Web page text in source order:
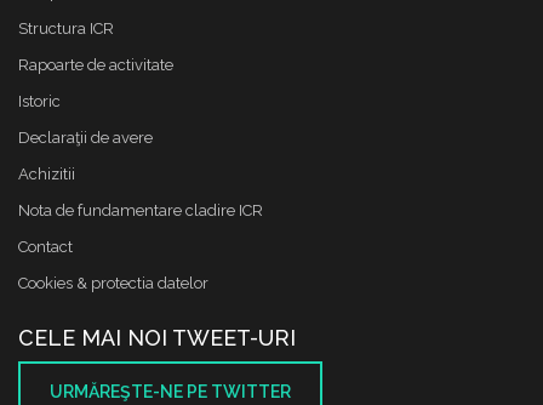
Structura ICR
Rapoarte de activitate
Istoric
Declaraţii de avere
Achizitii
Nota de fundamentare cladire ICR
Contact
Cookies & protectia datelor
CELE MAI NOI TWEET-URI
URMĂREŞTE-NE PE TWITTER